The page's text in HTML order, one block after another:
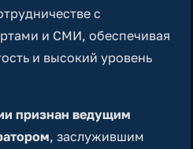
с
и СМИ, обеспечивая
и высокий уровень
признан ведущим
, заслужившим